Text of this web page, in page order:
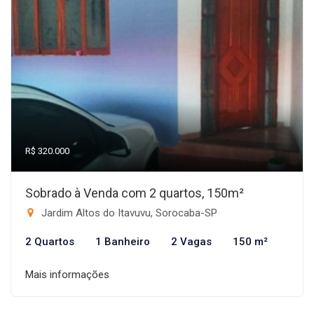
R$ 320.000
Sobrado à Venda com 2 quartos, 150m²
Jardim Altos do Itavuvu, Sorocaba-SP
2 Quartos 1 Banheiro 2 Vagas 150 m²
Mais informações